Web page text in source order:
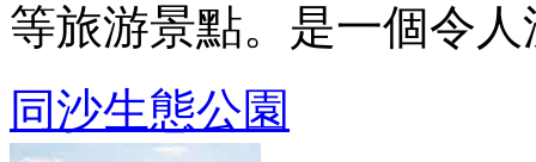
等旅游景點。是一個令
同沙生態公園